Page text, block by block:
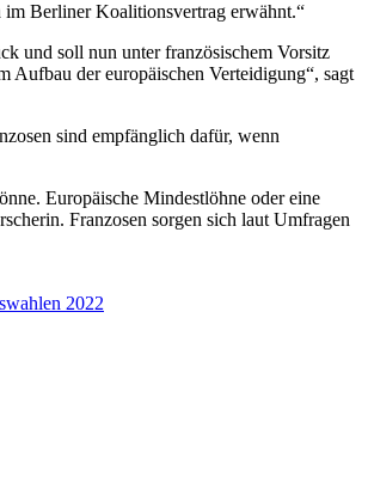
im Berliner Koalitionsvertrag erwähnt.“
und soll nun unter französischem Vorsitz
Aufbau der europäischen Verteidigung“, sagt
sind empfänglich dafür, wenn
Europäische Mindestlöhne oder eine
Franzosen sorgen sich laut Umfragen
2022